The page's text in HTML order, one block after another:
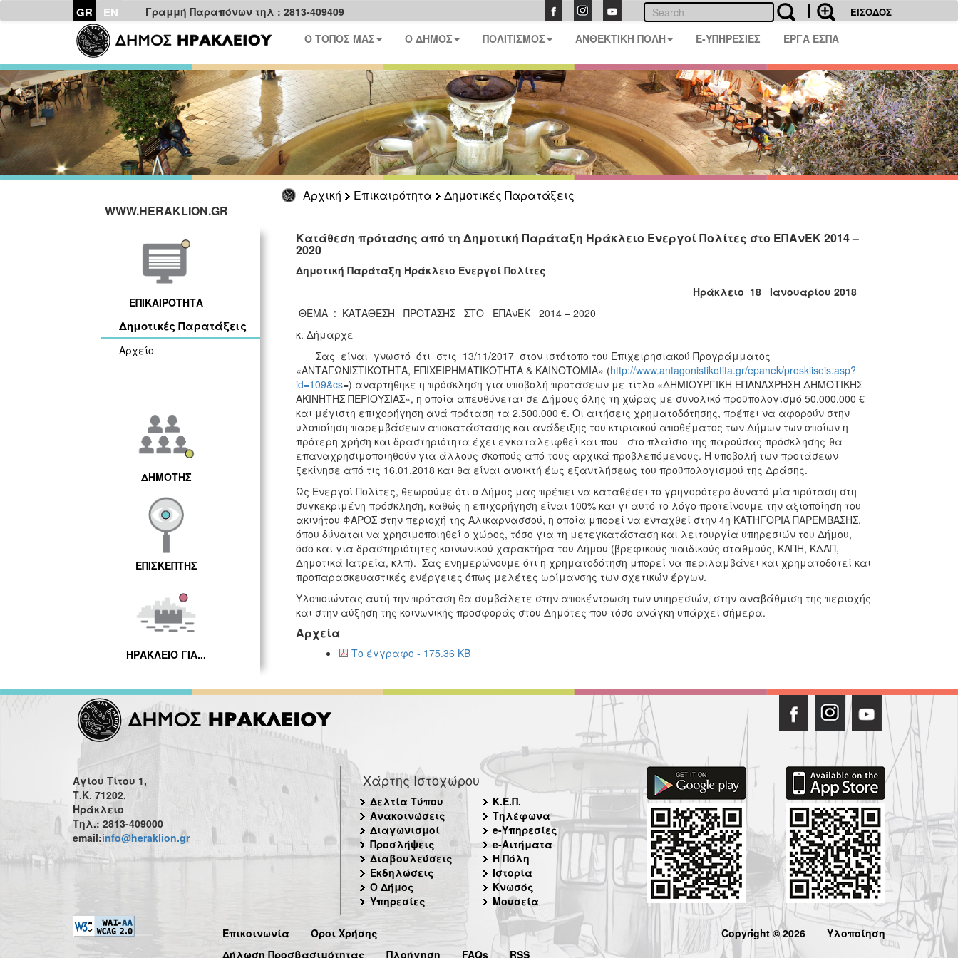
GR EN Γραμμή Παραπόνων τηλ : 2813-409409 ΕΙΣΟΔΟΣ
Ο ΤΟΠΟΣ ΜΑΣ Ο ΔΗΜΟΣ ΠΟΛΙΤΙΣΜΟΣ ΑΝΘΕΚΤΙΚΗ ΠΟΛΗ E-ΥΠΗΡΕΣΙΕΣ ΕΡΓΑ ΕΣΠΑ
Αρχική Επικαιρότητα
Δημοτικές Παρατάξεις
WWW.HERAKLION.GR
ΕΠΙΚΑΙΡΟΤΗΤΑ
Δημοτικές Παρατάξεις
Αρχείο
ΔΗΜΟΤΗΣ
ΕΠΙΣΚΕΠΤΗΣ
ΗΡΑΚΛΕΙΟ ΓΙΑ...
Κατάθεση πρότασης από τη Δημοτική Παράταξη Ηράκλειο Ενεργοί Πολίτες στο ΕΠΑνΕΚ 2014 –
2020
Δημοτική Παράταξη Ηράκλειο Ενεργοί Πολίτες
Ηράκλειο 18 Iανουαρίου 2018
ΘΕΜΑ : ΚΑΤΑΘΕΣΗ ΠΡΟΤΑΣΗΣ ΣΤΟ ΕΠΑνΕΚ 2014 – 2020
κ. Δήμαρχε
Σας είναι γνωστό ότι στις 13/11/2017 στον ιστότοπο του Επιχειρησιακού Προγράμματος
«ΑΝΤΑΓΩΝΙΣΤΙΚΟΤΗΤΑ, ΕΠΙΧΕΙΡΗΜΑΤΙΚΟΤΗΤΑ & ΚΑΙΝΟΤΟΜΙΑ» (http://www.antagonistikotita.gr/epanek/proskliseis.asp?
id=109&cs=) αναρτήθηκε η πρόσκληση για υποβολή προτάσεων με τίτλο «ΔΗΜΙΟΥΡΓΙΚΗ ΕΠΑΝΑΧΡΗΣΗ ΔΗΜΟΤΙΚΗΣ
ΑΚΙΝΗΤΗΣ ΠΕΡΙΟΥΣΙΑΣ», η οποία απευθύνεται σε Δήμους όλης τη χώρας με συνολικό προϋπολογισμό 50.000.000 €
και μέγιστη επιχορήγηση ανά πρόταση τα 2.500.000 €. Οι αιτήσεις χρηματοδότησης, πρέπει να αφορούν στην
υλοποίηση παρεμβάσεων αποκατάστασης και ανάδειξης του κτιριακού αποθέματος των Δήμων των οποίων η
πρότερη χρήση και δραστηριότητα έχει εγκαταλειφθεί και που - στο πλαίσιο της παρούσας πρόσκλησης-θα
επαναχρησιμοποιηθούν για άλλους σκοπούς από τους αρχικά προβλεπόμενους. Η υποβολή των προτάσεων
ξεκίνησε από τις 16.01.2018 και θα είναι ανοικτή έως εξαντλήσεως του προϋπολογισμού της Δράσης.
Ως Ενεργοί Πολίτες, θεωρούμε ότι ο Δήμος μας πρέπει να καταθέσει το γρηγορότερο δυνατό μία πρόταση στη
συγκεκριμένη πρόσκληση, καθώς η επιχορήγηση είναι 100% και γι αυτό το λόγο προτείνουμε την αξιοποίηση του
ακινήτου ΦΑΡΟΣ στην περιοχή της Αλικαρνασσού, η οποία μπορεί να ενταχθεί στην 4η ΚΑΤΗΓΟΡΙΑ ΠΑΡΕΜΒΑΣΗΣ,
όπου δύναται να χρησιμοποιηθεί ο χώρος, τόσο για τη μετεγκατάσταση και λειτουργία υπηρεσιών του Δήμου,
όσο και για δραστηριότητες κοινωνικού χαρακτήρα του Δήμου (βρεφικούς-παιδικούς σταθμούς, ΚΑΠΗ, ΚΔΑΠ,
Δημοτικά Ιατρεία, κλπ). Σας ενημερώνουμε ότι η χρηματοδότηση μπορεί να περιλαμβάνει και χρηματοδοτεί και
προπαρασκευαστικές ενέργειες όπως μελέτες ωρίμανσης των σχετικών έργων.
Υλοποιώντας αυτή την πρόταση θα συμβάλετε στην αποκέντρωση των υπηρεσιών, στην αναβάθμιση της περιοχής
και στην αύξηση της κοινωνικής προσφοράς στου Δημότες που τόσο ανάγκη υπάρχει σήμερα.
Αρχεία
Το έγγραφο - 175.36 KB
Αγίου Τίτου 1,
Τ.Κ. 71202,
Ηράκλειο
Τηλ.: 2813-409000
email:info@heraklion.gr
Χάρτης Ιστοχώρου
Δελτία Τύπου
Ανακοινώσεις
Διαγωνισμοί
Προσλήψεις
Διαβουλεύσεις
Εκδηλώσεις
Ο Δήμος
Υπηρεσίες
Κ.Ε.Π.
Τηλέφωνα
e-Υπηρεσίες
e-Αιτήματα
Η Πόλη
Ιστορία
Κνωσός
Μουσεία
Επικοινωνία
Όροι Χρήσης
Δήλωση Προσβασιμότητας
Πλοήγηση FAQs RSS
Copyright © 2026 Υλοποίηση